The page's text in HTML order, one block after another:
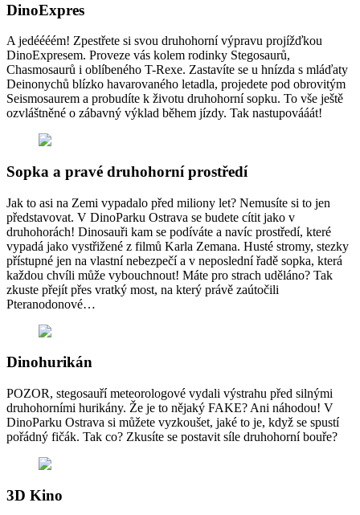
DinoExpres
A jedéééém! Zpestřete si svou druhohorní výpravu projížďkou
DinoExpresem. Proveze vás kolem rodinky Stegosaurů,
Chasmosaurů i oblíbeného T-Rexe. Zastavíte se u hnízda s mláďaty
Deinonychů blízko havarovaného letadla, projedete pod obrovitým
Seismosaurem a probudíte k životu druhohorní sopku. To vše ještě
ozvláštněné o zábavný výklad během jízdy. Tak nastupovááát!
Sopka a pravé druhohorní prostředí
Jak to asi na Zemi vypadalo před miliony let? Nemusíte si to jen
představovat. V DinoParku Ostrava se budete cítit jako v
druhohorách! Dinosauři kam se podíváte a navíc prostředí, které
vypadá jako vystřižené z filmů Karla Zemana. Husté stromy, stezky
přístupné jen na vlastní nebezpečí a v neposlední řadě sopka, která
každou chvíli může vybouchnout! Máte pro strach uděláno? Tak
zkuste přejít přes vratký most, na který právě zaútočili
Pteranodonové…
Dinohurikán
POZOR, stegosauří meteorologové vydali výstrahu před silnými
druhohorními hurikány. Že je to nějaký FAKE? Ani náhodou! V
DinoParku Ostrava si můžete vyzkoušet, jaké to je, když se spustí
pořádný fičák. Tak co? Zkusíte se postavit síle druhohorní bouře?
3D Kino